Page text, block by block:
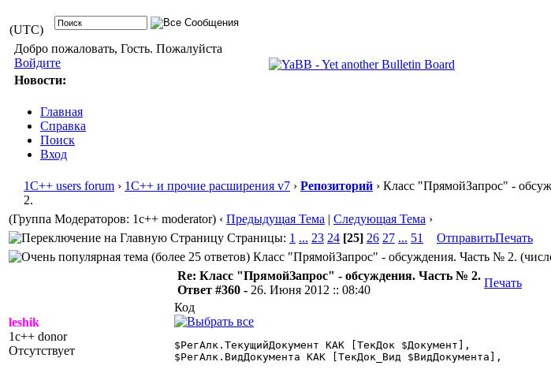
(UTC)
Добро пожаловать, Гость. Пожалуйста
Войдите
Новости:
Главная
Справка
Поиск
Вход
1С++ users forum › 1С++ и прочие расширения v7 › Репозиторий › Класс "ПрямойЗапрос" -
2.
(Группа Модераторов: 1c++ moderator) ‹ Предыдущая Тема | Следующая Тема ›
Страницы: 1 ... 23 24 [25] 26 27 ... 51 ОтправитьПечать
Класс "ПрямойЗапрос" - обсуждения. Часть № 2.
leshik
1c++ donor
Отсутствует
Re: Класс "ПрямойЗапрос" - обсуждения. Часть № 2.
Ответ #360 - 26. Июня 2012 :: 08:40
Печать
Код
$
$РегАлк.ВидДокумента КАК [ТекДок_Вид $ВидДокумента],